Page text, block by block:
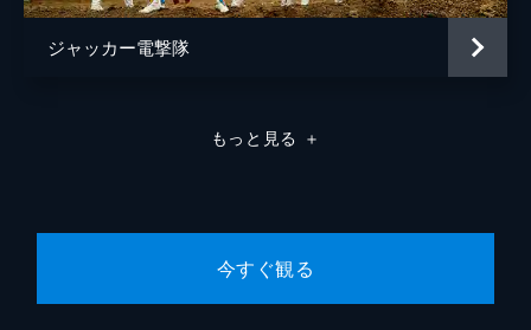
ジャッカー電撃隊
もっと見る ＋
今すぐ観る